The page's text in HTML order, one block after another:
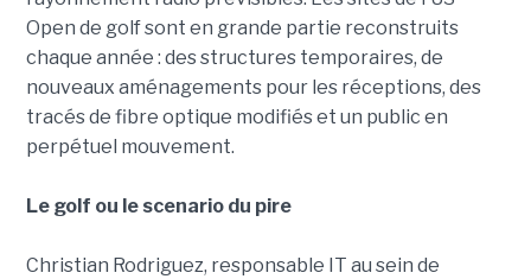
Open de golf sont en grande partie reconstruits
chaque année : des structures temporaires, de
nouveaux aménagements pour les réceptions, des
tracés de fibre optique modifiés et un public en
perpétuel mouvement.
Le golf ou le scenario du pire
Christian Rodriguez, responsable IT au sein de